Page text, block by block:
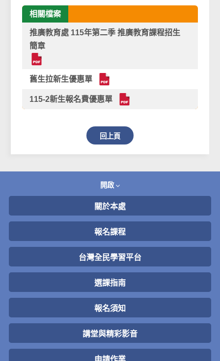
相關檔案
推廣教育處 115年第二季 推廣教育課程招生
簡章
舊生拉新生優惠單
115-2新生報名費優惠單
回上頁
開啟
關於本處
報名課程
台灣全民學習平台
選課指南
報名須知
講堂與精彩影音
申請作業